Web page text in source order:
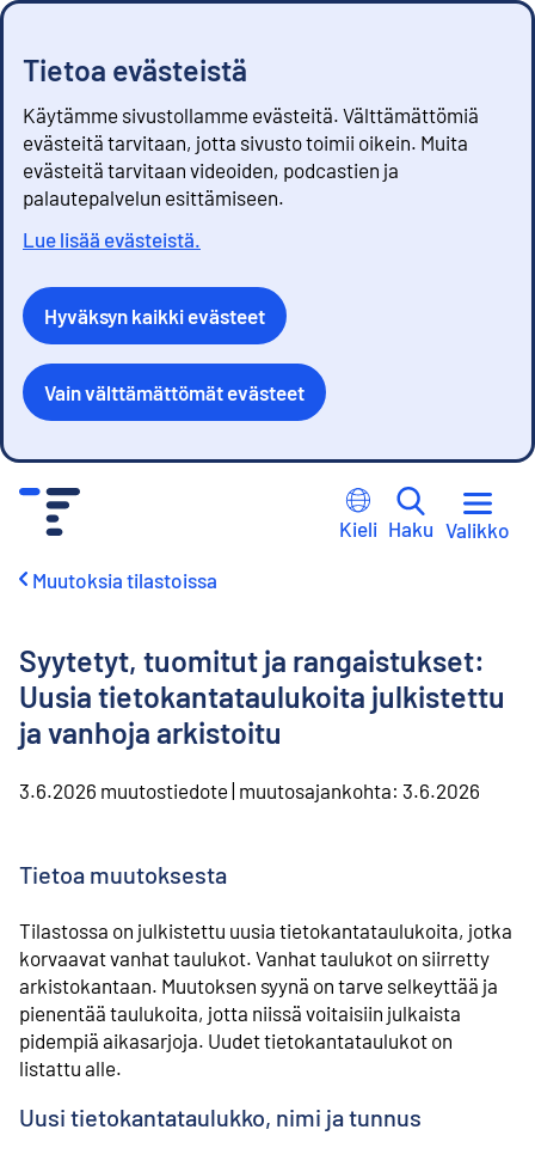
Tietoa evästeistä
Käytämme sivustollamme evästeitä. Välttämättömiä
evästeitä tarvitaan, jotta sivusto toimii oikein. Muita
evästeitä tarvitaan videoiden, podcastien ja
palautepalvelun esittämiseen.
Lue lisää evästeistä.
Hyväksyn kaikki evästeet
Vain välttämättömät evästeet
Kieli Haku Valikko
Muutoksia tilastoissa
Syytetyt, tuomitut ja rangaistukset:
Uusia tietokantataulukoita julkistettu
ja vanhoja arkistoitu
3.6.2026 muutostiedote muutosajankohta: 3.6.2026
Tietoa muutoksesta
Tilastossa on julkistettu uusia tietokantataulukoita, jotka
korvaavat vanhat taulukot. Vanhat taulukot on siirretty
arkistokantaan. Muutoksen syynä on tarve selkeyttää ja
pienentää taulukoita, jotta niissä voitaisiin julkaista
pidempiä aikasarjoja. Uudet tietokantataulukot on
listattu alle.
Uusi tietokantataulukko, nimi ja tunnus